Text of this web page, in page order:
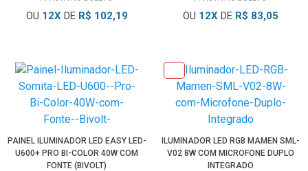
OU 12XDE R$ 102,19 OU 12X DE R$ 83,05
PAINEL ILUMINADOR LED EASY LED-
U600+ PRO BI-COLOR 40W COM
FONTE (BIVOLT)
ILUMINADOR LED RGB MAMEN SML-
V02 8W COM MICROFONE DUPLO
INTEGRADO